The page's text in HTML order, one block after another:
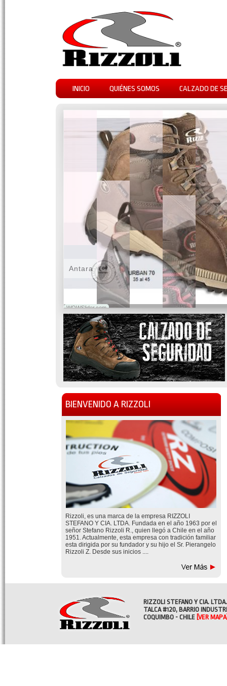
INICIO QUIÉNES SOMOS CALZADO DE
WOWSlider.com
Antara
BIENVENIDO A RIZZOLI
Rizzoli, es una marca de la empresa RIZZOLI
STEFANO Y CIA. LTDA. Fundada en el año 1963 por el
señor Stefano Rizzoli R., quien llegó a Chile en el año
1951. Actualmente, esta empresa con tradición familiar
esta dirigida por su fundador y su hijo el Sr. Pierangelo
Rizzoli Z. Desde sus inicios ....
RIZZOLI STEFANO Y CIA. LTDA.
TALCA #120, BARRIO
COQUIMBO - CHILE [VER